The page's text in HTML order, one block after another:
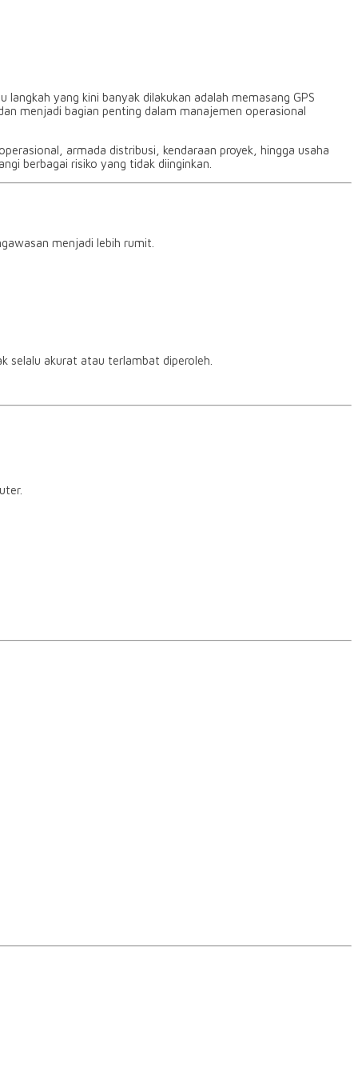
yang kini banyak dilakukan adalah memasang GPS
menjadi bagian penting dalam manajemen operasional
armada distribusi, kendaraan proyek, hingga usaha
berbagai risiko yang tidak diinginkan.
menjadi lebih rumit.
selalu akurat atau terlambat diperoleh.